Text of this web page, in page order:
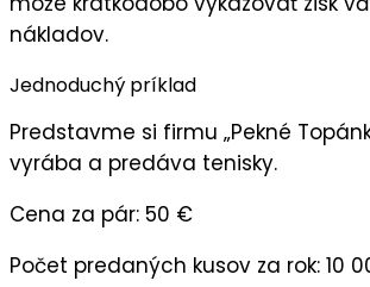
nákladov.
Jednoduchý príklad
Predstavme si firmu „Pekné
vyrába a predáva tenisky.
Cena za pár: 50 €
Počet predaných kusov za rok: 10